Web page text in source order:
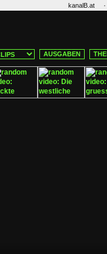
kanalB.at ·
AUSGABEN